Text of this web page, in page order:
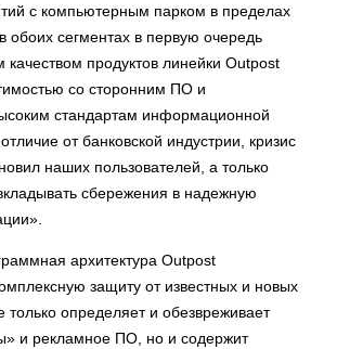
с компьютерным парком в пределах
обоих сегментах в первую очередь
качеством продуктов линейки Outpost
со сторонним ПО и
стандартам информационной
от банковской индустрии, кризис
наших пользователей, а только
сбережения в надежную
архитектура Outpost
защиту от известных и новых
только определяет и обезвреживает
и рекламное ПО, но и содержит